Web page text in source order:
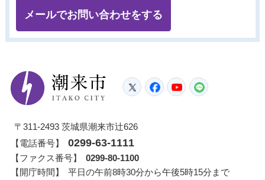
メールでお問い合わせをする
潮来市
TwitterFacebook
YouTube
〒311-2493 茨城県潮来市辻626
【電話番号】
0299-63-1111
【ファクス番号】
0299-80-1100
【開庁時間】
平日の午前8時30分から午後5時15分まで